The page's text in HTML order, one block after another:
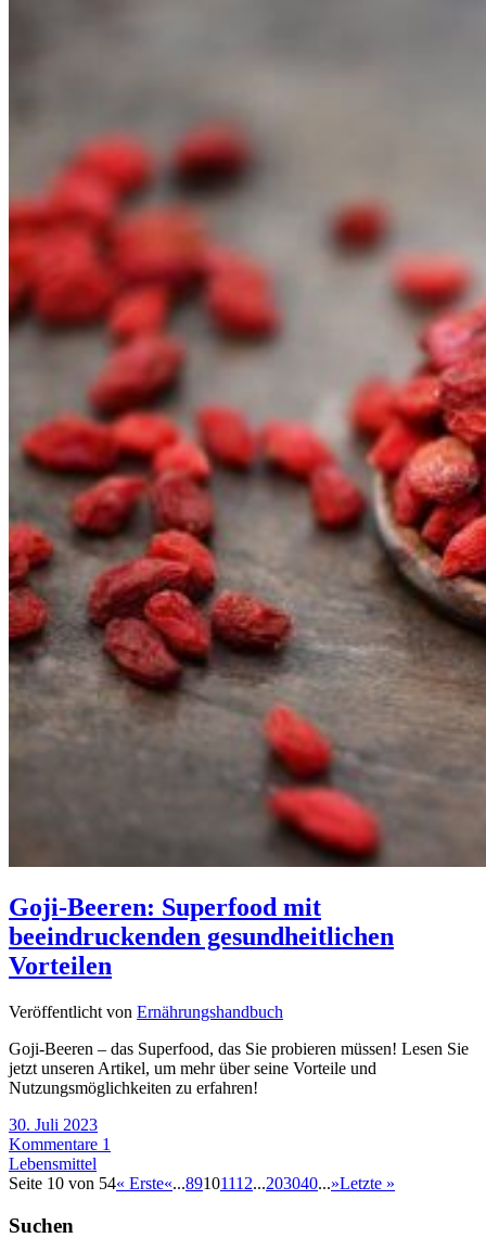
Goji-Beeren: Superfood mit
beeindruckenden gesundheitlichen
Vorteilen
Veröffentlicht von Ernährungshandbuch
Goji-Beeren – das Superfood, das Sie probieren müssen! Lesen Sie
jetzt unseren Artikel, um mehr über seine Vorteile und
Nutzungsmöglichkeiten zu erfahren!
30. Juli 2023
Kommentare 1
Lebensmittel
Seite 10 von 54« Erste«...89101112...203040...»Letzte »
Suchen